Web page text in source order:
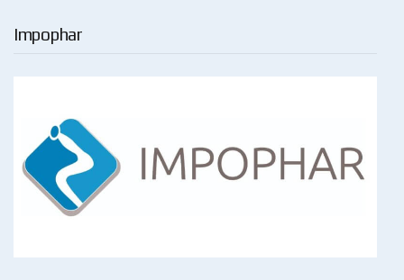
Impophar